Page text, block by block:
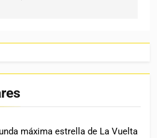
máxima estrella de La Vuelta